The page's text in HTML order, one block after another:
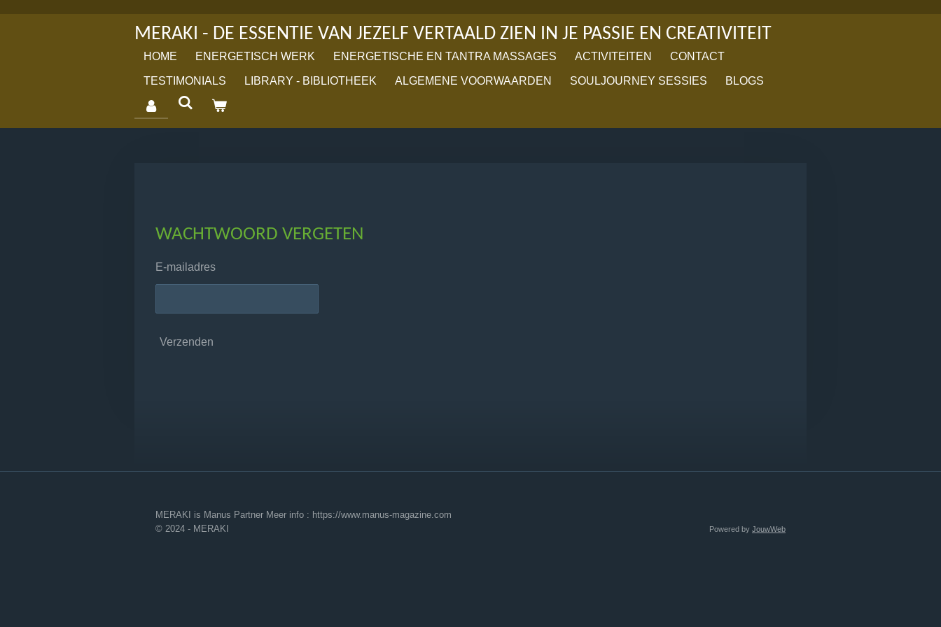
MERAKI - DE ESSENTIE VAN JEZELF VERTAALD ZIEN IN JE PASSIE EN CREATIVITEIT
HOME ENERGETISCH WERK ENERGETISCHE EN TANTRA MASSAGES ACTIVITEITEN CONTACT
TESTIMONIALS LIBRARY - BIBLIOTHEEK ALGEMENE VOORWAARDEN SOULJOURNEY SESSIES BLOGS
WACHTWOORD VERGETEN
E-mailadres
Verzenden
MERAKI is Manus Partner Meer info : https://www.manus-magazine.com
© 2024 - MERAKI
Powered by JouwWeb